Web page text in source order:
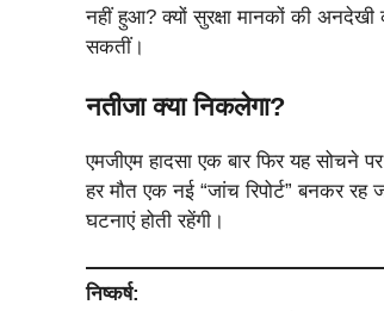
नहीं हुआ? क्यों सुरक्षा मानकों की
सकतीं।
नतीजा क्या निकलेगा?
एमजीएम हादसा एक बार फिर यह सोचने
हर मौत एक नई “जांच रिपोर्ट” बनकर
घटनाएं होती रहेंगी।
निष्कर्ष: